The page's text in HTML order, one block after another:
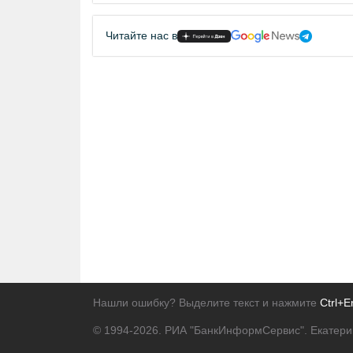
Читайте нас в
Нашли ошибку? Выделите текст и нажмите
© 1994-2026. РИА "БанкИнформСервис".